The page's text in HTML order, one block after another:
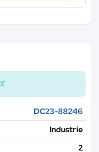
DC23-88246
Industrie
2